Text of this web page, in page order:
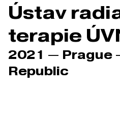
Ústav
terapie
2021 — Prague
Republic